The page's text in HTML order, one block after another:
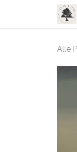
Zum Inhalt springen
Alle